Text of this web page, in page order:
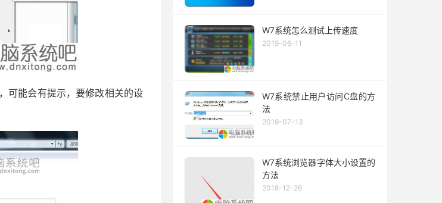
能会有提示，要修改相关的设
W7系统怎么测试上传速度
2019-06-11
W7系统禁止用户访问C盘的方
法
2019-07-13
W7系统浏览器字体大小设置的
方法
2018-12-26